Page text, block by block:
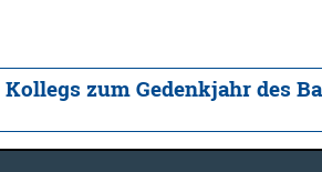
zum Gedenkjahr des